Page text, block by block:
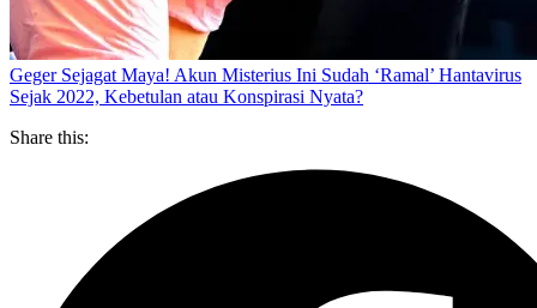
Geger Sejagat Maya! Akun Misterius Ini Sudah ‘Ramal’ Hantavirus
Sejak 2022, Kebetulan atau Konspirasi Nyata?
Share this: